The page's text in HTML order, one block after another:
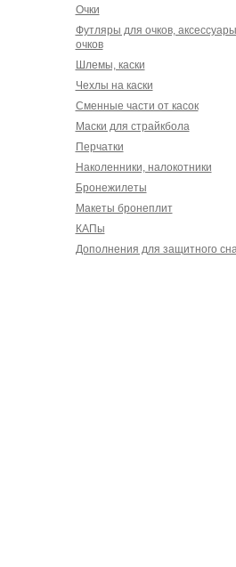
Очки
Футляры для очков,
очков
Шлемы, каски
Чехлы на каски
Сменные части от касок
Маски для страйкбола
Перчатки
Наколенники, налокотники
Бронежилеты
Макеты бронеплит
КАПы
Дополнения для защитного